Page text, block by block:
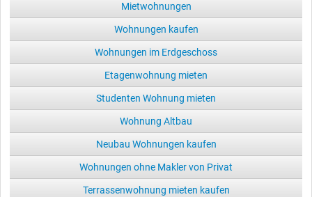
Mietwohnungen
Wohnungen kaufen
Wohnungen im Erdgeschoss
Etagenwohnung mieten
Studenten Wohnung mieten
Wohnung Altbau
Neubau Wohnungen kaufen
Wohnungen ohne Makler von Privat
Terrassenwohnung mieten kaufen